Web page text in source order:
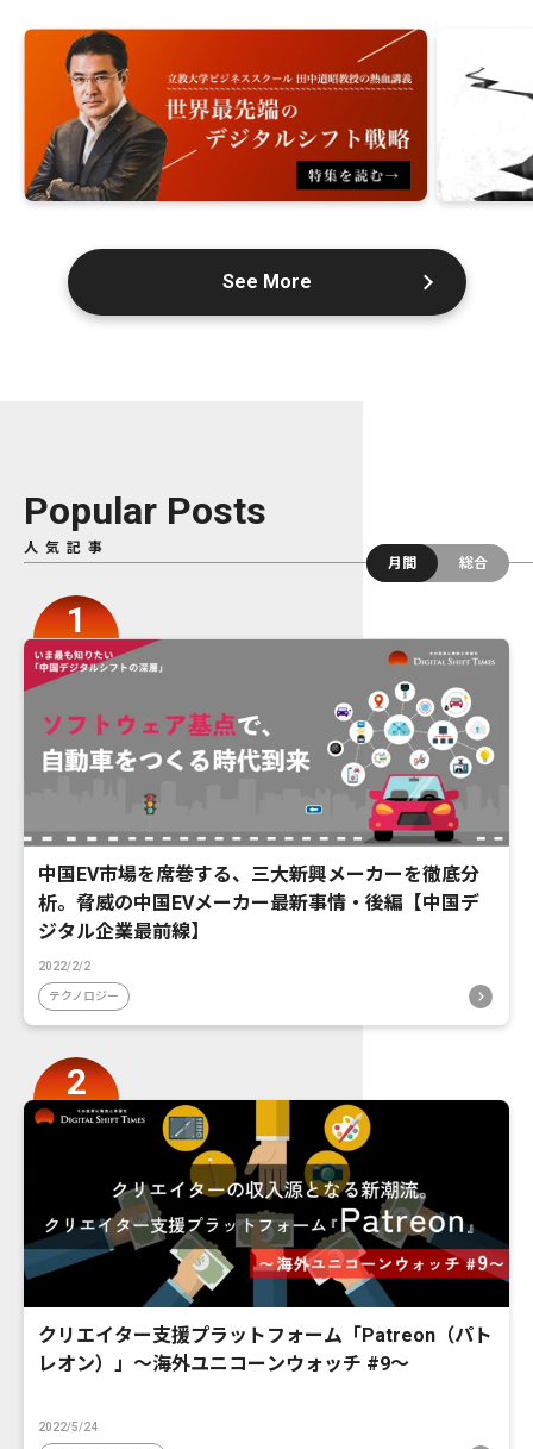
See More
Popular Posts
人気記事
月間
総合
中国EV市場を席巻する、三大新興メーカーを徹底分
析。脅威の中国EVメーカー最新事情・後編【中国デ
ジタル企業最前線】
2022/2/2
テクノロジー
クリエイター支援プラットフォーム「Patreon（パト
レオン）」〜海外ユニコーンウォッチ #9〜
2022/5/24